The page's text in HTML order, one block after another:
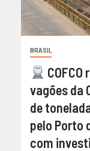
BRASIL
vagões da
de
pelo Porto
com